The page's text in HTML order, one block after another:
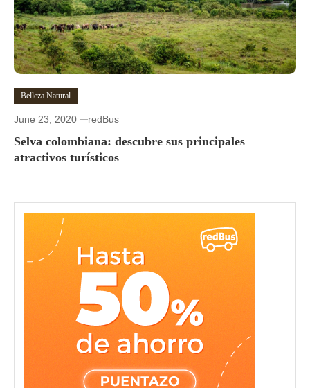
Belleza Natural
June 23, 2020 redBus
Selva colombiana: descubre sus principales
atractivos turísticos